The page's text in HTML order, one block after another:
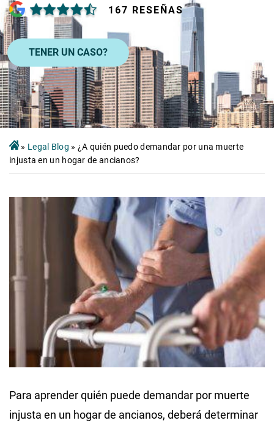
167 RESEÑAS
TENER UN CASO?
» Legal Blog » ¿A quién puedo demandar por una muerte
injusta en un hogar de ancianos?
Para aprender quién puede demandar por muerte
injusta en un hogar de ancianos, deberá determinar